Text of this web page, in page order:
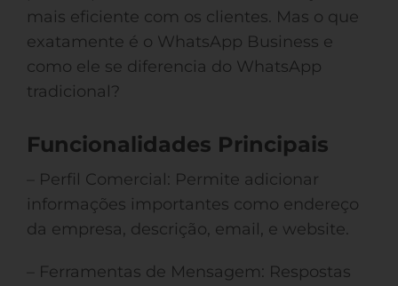
mais eficiente com os clientes. Mas o que
exatamente é o WhatsApp Business e
como ele se diferencia do WhatsApp
tradicional?
Funcionalidades Principais
– Perfil Comercial: Permite adicionar
informações importantes como endereço
da empresa, descrição, email, e website.
– Ferramentas de Mensagem: Respostas